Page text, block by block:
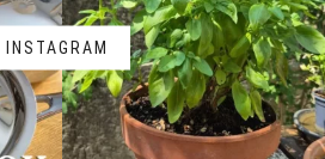
INSTAGRAM